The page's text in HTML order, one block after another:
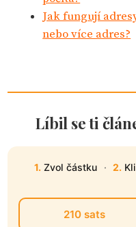
Jak fungují
nebo více adres?
Líbil se ti
1.Zvol částku · 2.
210 sats